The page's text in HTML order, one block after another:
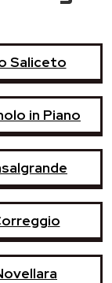
Saliceto
in Piano